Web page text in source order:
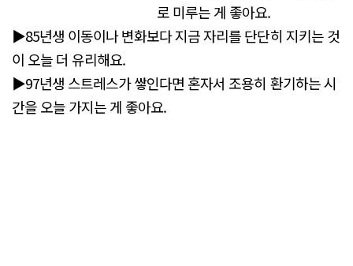
로 미루는 게 좋아요.
▶85년생 이동이나 변화보다 지금 자리를 단단히 지키는 것
이 오늘 더 유리해요.
▶97년생 스트레스가 쌓인다면 혼자서 조용히 환기하는 시
간을 오늘 가지는 게 좋아요.